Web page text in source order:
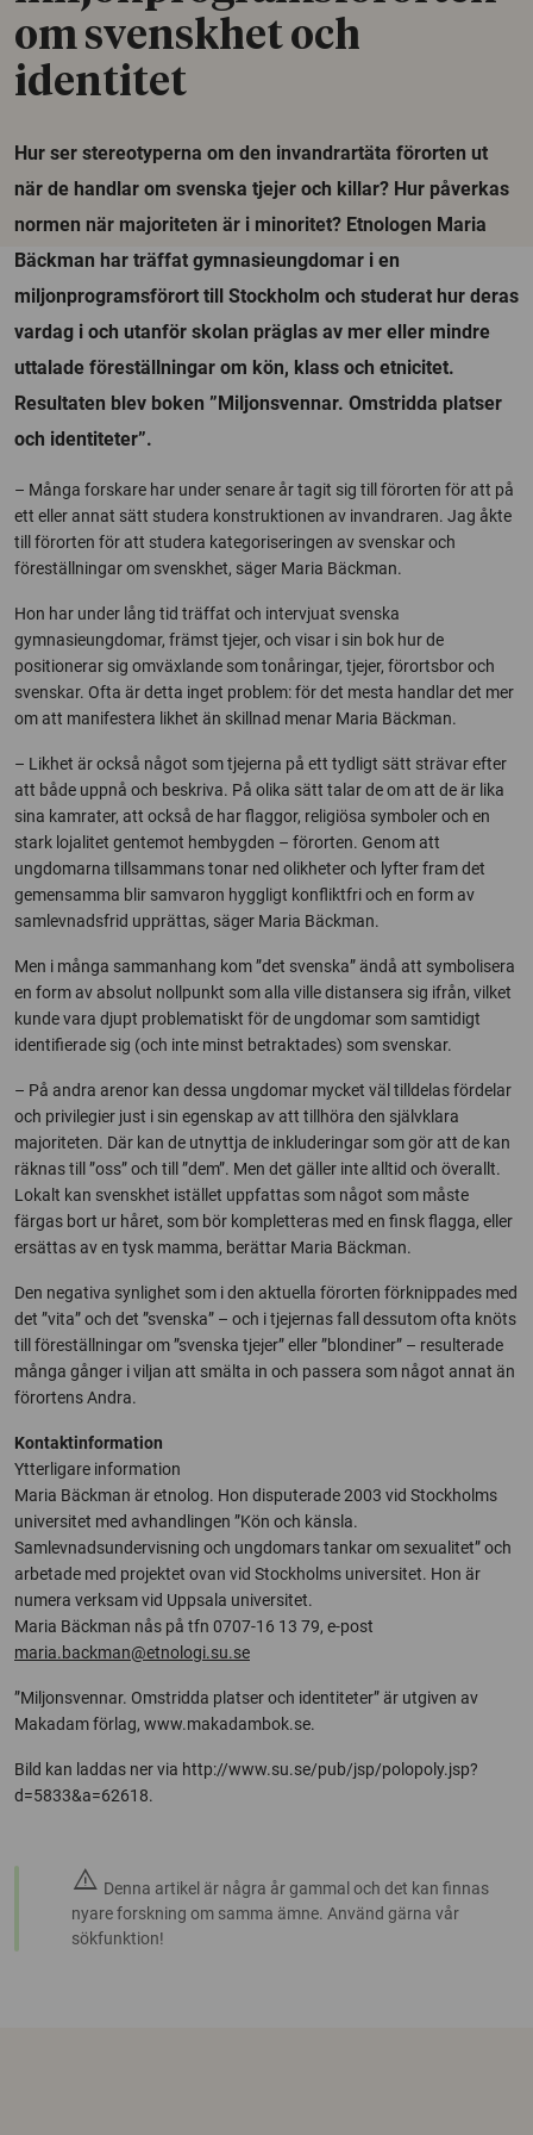
om svenskhet och
identitet
Hur ser stereotyperna om den invandrartäta förorten ut
när de handlar om svenska tjejer och killar? Hur påverkas
normen när majoriteten är i minoritet? Etnologen Maria
Bäckman har träffat gymnasieungdomar i en
miljonprogramsförort till Stockholm och studerat hur deras
vardag i och utanför skolan präglas av mer eller mindre
uttalade föreställningar om kön, klass och etnicitet.
Resultaten blev boken ”Miljonsvennar. Omstridda platser
och identiteter”.
– Många forskare har under senare år tagit sig till förorten för att på
ett eller annat sätt studera konstruktionen av invandraren. Jag åkte
till förorten för att studera kategoriseringen av svenskar och
föreställningar om svenskhet, säger Maria Bäckman.
Hon har under lång tid träffat och intervjuat svenska
gymnasieungdomar, främst tjejer, och visar i sin bok hur de
positionerar sig omväxlande som tonåringar, tjejer, förortsbor och
svenskar. Ofta är detta inget problem: för det mesta handlar det mer
om att manifestera likhet än skillnad menar Maria Bäckman.
– Likhet är också något som tjejerna på ett tydligt sätt strävar efter
att både uppnå och beskriva. På olika sätt talar de om att de är lika
sina kamrater, att också de har flaggor, religiösa symboler och en
stark lojalitet gentemot hembygden – förorten. Genom att
ungdomarna tillsammans tonar ned olikheter och lyfter fram det
gemensamma blir samvaron hyggligt konfliktfri och en form av
samlevnadsfrid upprättas, säger Maria Bäckman.
Men i många sammanhang kom ”det svenska” ändå att symbolisera
en form av absolut nollpunkt som alla ville distansera sig ifrån, vilket
kunde vara djupt problematiskt för de ungdomar som samtidigt
identifierade sig (och inte minst betraktades) som svenskar.
– På andra arenor kan dessa ungdomar mycket väl tilldelas fördelar
och privilegier just i sin egenskap av att tillhöra den självklara
majoriteten. Där kan de utnyttja de inkluderingar som gör att de kan
räknas till ”oss” och till ”dem”. Men det gäller inte alltid och överallt.
Lokalt kan svenskhet istället uppfattas som något som måste
färgas bort ur håret, som bör kompletteras med en finsk flagga, eller
ersättas av en tysk mamma, berättar Maria Bäckman.
Den negativa synlighet som i den aktuella förorten förknippades med
det ”vita” och det ”svenska” – och i tjejernas fall dessutom ofta knöts
till föreställningar om ”svenska tjejer” eller ”blondiner” – resulterade
många gånger i viljan att smälta in och passera som något annat än
förortens Andra.
Kontaktinformation
Ytterligare information
Maria Bäckman är etnolog. Hon disputerade 2003 vid Stockholms
universitet med avhandlingen ”Kön och känsla.
Samlevnadsundervisning och ungdomars tankar om sexualitet” och
arbetade med projektet ovan vid Stockholms universitet. Hon är
numera verksam vid Uppsala universitet.
Maria Bäckman nås på tfn 0707-16 13 79, e-post
maria.backman@etnologi.su.se
”Miljonsvennar. Omstridda platser och identiteter” är utgiven av
Makadam förlag, www.makadambok.se.
Bild kan laddas ner via http://www.su.se/pub/jsp/polopoly.jsp?
d=5833&a=62618.
warning Denna artikel är några år gammal och det kan finnas
nyare forskning om samma ämne. Använd gärna vår
sökfunktion!